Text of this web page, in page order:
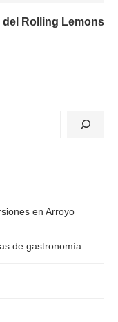
Rolling Lemons
en Arroyo
de gastronomía